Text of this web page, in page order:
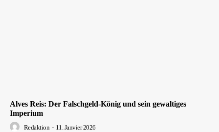
Alves Reis: Der Falschgeld-König und sein gewaltiges
Imperium
Redaktion - 11. Janvier 2026